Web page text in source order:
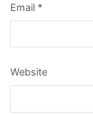
Email *
Website